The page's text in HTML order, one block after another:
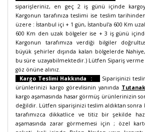
siparişleriniz, en geç 2 iş günü içinde
Kargonun tarafınıza teslimi ise teslim
üzere : İstanbul içi + 1 gün, İstanbul'a 600 Km
600 Km den uzak bölgeler ise + 3 iş günü
Kargonun tarafımıza verdiği bilgiler
büyük şehirler dışında kalan bölgelerde
bu süre uzayabilmektedir.) Lütfen Sipariş verme
göz önüne alınız.
Kargo Teslimi Hakkında :
Siparişinizi
ürünlerinizi kargo görevlisinin yanında Tutanak
kargo aşamasında hasar görmüş ürünlerinizin
değildir. Lütfen siparişinizi teslim aldıktan
tarafımızca dikkatlice ve titiz bir şekilde
aşamasında zarar görmemesi için ; özel